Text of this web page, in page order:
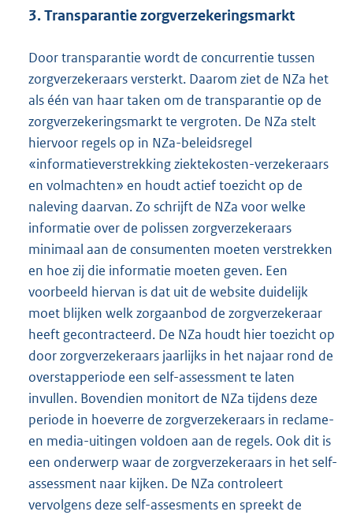
3. Transparantie zorgverzekeringsmarkt
Door transparantie wordt de concurrentie tussen
zorgverzekeraars versterkt. Daarom ziet de NZa het
als één van haar taken om de transparantie op de
zorgverzekeringsmarkt te vergroten. De NZa stelt
hiervoor regels op in NZa-beleidsregel
«informatieverstrekking ziektekosten-verzekeraars
en volmachten» en houdt actief toezicht op de
naleving daarvan. Zo schrijft de NZa voor welke
informatie over de polissen zorgverzekeraars
minimaal aan de consumenten moeten verstrekken
en hoe zij die informatie moeten geven. Een
voorbeeld hiervan is dat uit de website duidelijk
moet blijken welk zorgaanbod de zorgverzekeraar
heeft gecontracteerd. De NZa houdt hier toezicht op
door zorgverzekeraars jaarlijks in het najaar rond de
overstapperiode een self-assessment te laten
invullen. Bovendien monitort de NZa tijdens deze
periode in hoeverre de zorgverzekeraars in reclame-
en media-uitingen voldoen aan de regels. Ook dit is
een onderwerp waar de zorgverzekeraars in het self-
assessment naar kijken. De NZa controleert
vervolgens deze self-assesments en spreekt de